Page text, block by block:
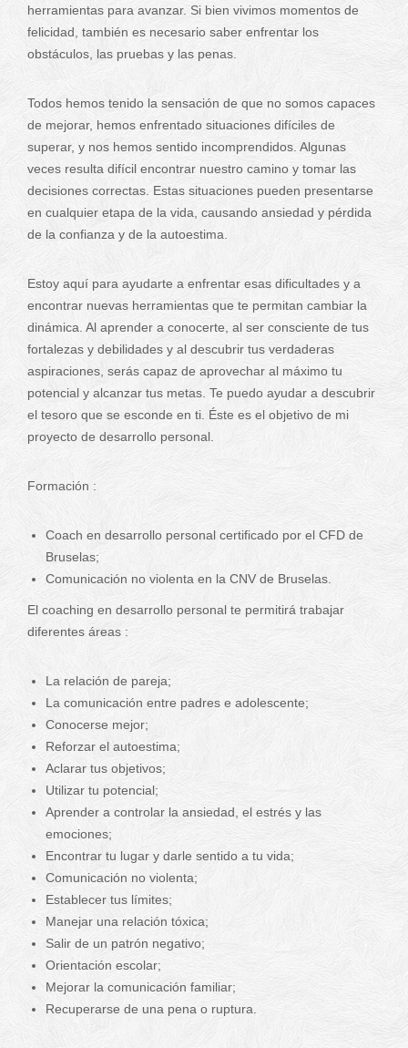
herramientas para avanzar. Si bien vivimos momentos de
felicidad, también es necesario saber enfrentar los
obstáculos, las pruebas y las penas.
Todos hemos tenido la sensación de que no somos capaces
de mejorar, hemos enfrentado situaciones difíciles de
superar, y nos hemos sentido incomprendidos. Algunas
veces resulta difícil encontrar nuestro camino y tomar las
decisiones correctas. Estas situaciones pueden presentarse
en cualquier etapa de la vida, causando ansiedad y pérdida
de la confianza y de la autoestima.
Estoy aquí para ayudarte a enfrentar esas dificultades y a
encontrar nuevas herramientas que te permitan cambiar la
dinámica. Al aprender a conocerte, al ser consciente de tus
fortalezas y debilidades y al descubrir tus verdaderas
aspiraciones, serás capaz de aprovechar al máximo tu
potencial y alcanzar tus metas. Te puedo ayudar a descubrir
el tesoro que se esconde en ti. Éste es el objetivo de mi
proyecto de desarrollo personal.
Formación :
Coach en desarrollo personal certificado por el CFD de
Bruselas;
Comunicación no violenta en la CNV de Bruselas.
El coaching en desarrollo personal te permitirá trabajar
diferentes áreas :
La relación de pareja;
La comunicación entre padres e adolescente;
Conocerse mejor;
Reforzar el autoestima;
Aclarar tus objetivos;
Utilizar tu potencial;
Aprender a controlar la ansiedad, el estrés y las
emociones;
Encontrar tu lugar y darle sentido a tu vida;
Comunicación no violenta;
Establecer tus límites;
Manejar una relación tóxica;
Salir de un patrón negativo;
Orientación escolar;
Mejorar la comunicación familiar;
Recuperarse de una pena o ruptura.